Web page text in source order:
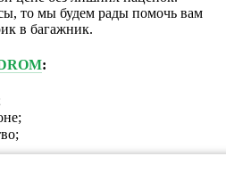
то мы будем рады помочь вам
в багажник.
: